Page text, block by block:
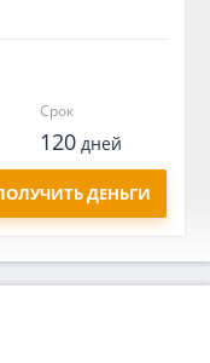
Срок
120дней
ДЕНЬГИ